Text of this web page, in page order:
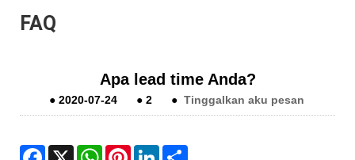
FAQ
Apa lead time Anda?
●2020-07-24 ●2 ● Tinggalkan aku pesan
Facebook
X WhatsAppPinterestLinkedIn